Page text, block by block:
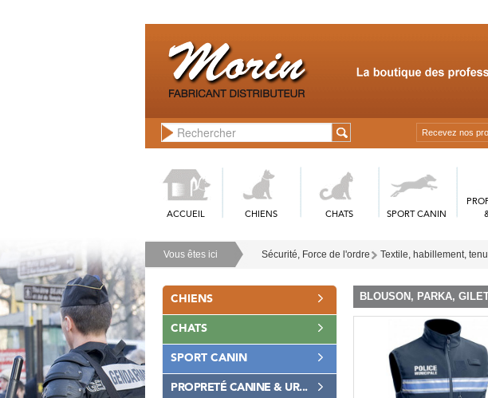
Recevez nos
ACCUEIL CHIENS CHATS SPORT CANIN
Vous êtes ici Sécurité, Force de l'ordre Textile, habillement,
CHIENS
CHATS
SPORT CANIN
PROPRETÉ CANINE & UR...
BLOUSON, PARKA,